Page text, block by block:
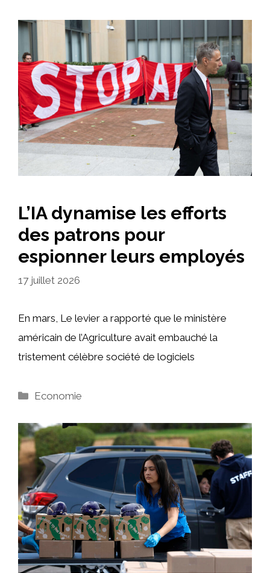
L’IA dynamise les efforts
des patrons pour
espionner leurs employés
17 juillet 2026
En mars, Le levier a rapporté que le ministère
américain de l’Agriculture avait embauché la
tristement célèbre société de logiciels
Catégories
Economie